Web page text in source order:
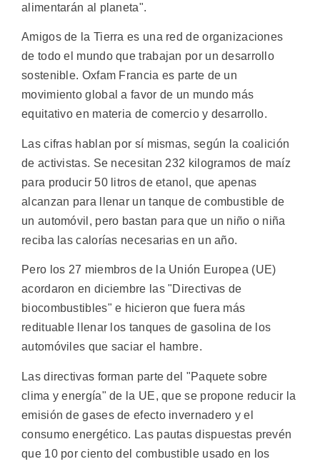
alimentarán al planeta".
Amigos de la Tierra es una red de organizaciones
de todo el mundo que trabajan por un desarrollo
sostenible. Oxfam Francia es parte de un
movimiento global a favor de un mundo más
equitativo en materia de comercio y desarrollo.
Las cifras hablan por sí mismas, según la coalición
de activistas. Se necesitan 232 kilogramos de maíz
para producir 50 litros de etanol, que apenas
alcanzan para llenar un tanque de combustible de
un automóvil, pero bastan para que un niño o niña
reciba las calorías necesarias en un año.
Pero los 27 miembros de la Unión Europea (UE)
acordaron en diciembre las "Directivas de
biocombustibles" e hicieron que fuera más
redituable llenar los tanques de gasolina de los
automóviles que saciar el hambre.
Las directivas forman parte del "Paquete sobre
clima y energía" de la UE, que se propone reducir la
emisión de gases de efecto invernadero y el
consumo energético. Las pautas dispuestas prevén
que 10 por ciento del combustible usado en los